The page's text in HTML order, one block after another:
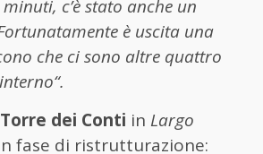
c’è stato anche un
è uscita una
che ci sono altre quattro
Torre dei Conti in Largo
fase di ristrutturazione: